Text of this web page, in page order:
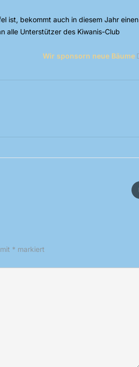
ist, bekommt auch in diesem Jahr einen
alle Unterstützer des Kiwanis-Club
Wir sponsorn neue Bäume
* markiert